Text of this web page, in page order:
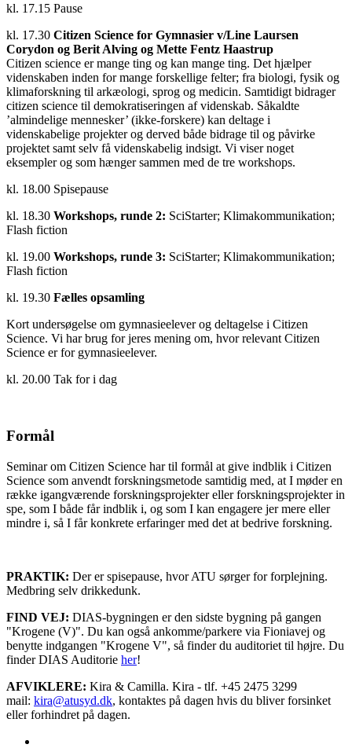
kl. 17.15 Pause
kl. 17.30 Citizen Science for Gymnasier v/Line Laursen
Corydon og Berit Alving og Mette Fentz Haastrup
Citizen science er mange ting og kan mange ting. Det hjælper
videnskaben inden for mange forskellige felter; fra biologi, fysik og
klimaforskning til arkæologi, sprog og medicin. Samtidigt bidrager
citizen science til demokratiseringen af videnskab. Såkaldte
’almindelige mennesker’ (ikke-forskere) kan deltage i
videnskabelige projekter og derved både bidrage til og påvirke
projektet samt selv få videnskabelig indsigt. Vi viser noget
eksempler og som hænger sammen med de tre workshops.
kl. 18.00 Spisepause
kl. 18.30 Workshops, runde 2: SciStarter; Klimakommunikation;
Flash fiction
kl. 19.00 Workshops, runde 3: SciStarter; Klimakommunikation;
Flash fiction
kl. 19.30 Fælles opsamling
Kort undersøgelse om gymnasieelever og deltagelse i Citizen
Science. Vi har brug for jeres mening om, hvor relevant Citizen
Science er for gymnasieelever.
kl. 20.00 Tak for i dag
Formål
Seminar om Citizen Science har til formål at give indblik i Citizen
Science som anvendt forskningsmetode samtidig med, at I møder en
række igangværende forskningsprojekter eller forskningsprojekter in
spe, som I både får indblik i, og som I kan engagere jer mere eller
mindre i, så I får konkrete erfaringer med det at bedrive forskning.
PRAKTIK: Der er spisepause, hvor ATU sørger for forplejning.
Medbring selv drikkedunk.
FIND VEJ: DIAS-bygningen er den sidste bygning på gangen
"Krogene (V)". Du kan også ankomme/parkere via Fioniavej og
benytte indgangen "Krogene V", så finder du auditoriet til højre. Du
finder DIAS Auditorie her!
AFVIKLERE: Kira & Camilla. Kira - tlf. +45 2475 3299
mail: kira@atusyd.dk, kontaktes på dagen hvis du bliver forsinket
eller forhindret på dagen.